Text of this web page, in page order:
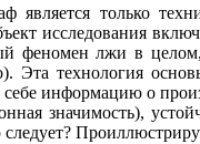
является только
исследования
лжи в целом,
Эта технология
информацию о
значимость),